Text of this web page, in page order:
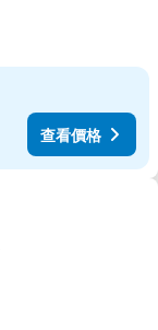
查看價格